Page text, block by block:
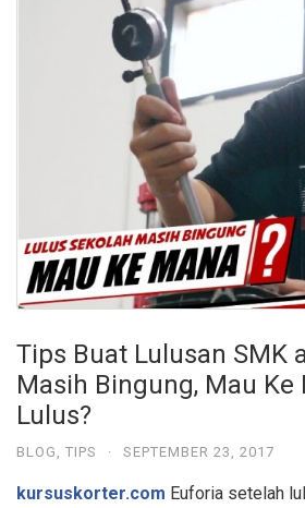
Tips Buat Lulusan SMK
Masih Bingung, Mau Ke
Lulus?
BLOG TIPS · SEPTEMBER 23, 2017
kursuskorter.com Euforia setelah